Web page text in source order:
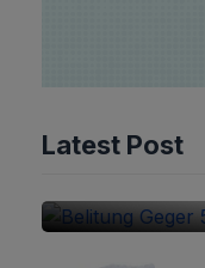
Latest Post
Terungkap